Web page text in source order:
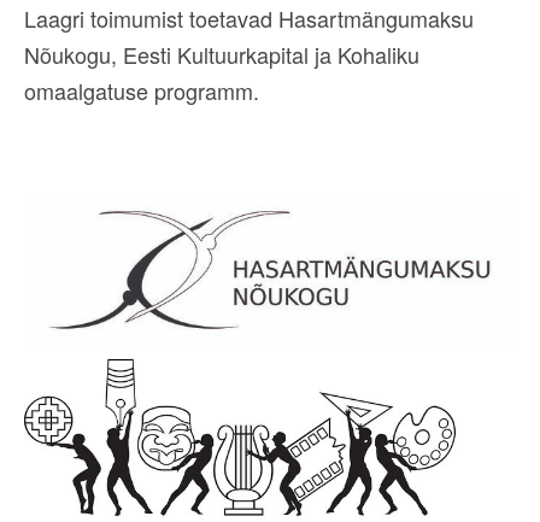
Laagri toimumist toetavad Hasartmängumaksu
Nõukogu, Eesti Kultuurkapital ja Kohaliku
omaalgatuse programm.